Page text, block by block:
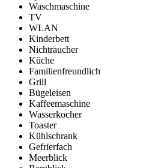
Waschmaschine
TV
WLAN
Kinderbett
Nichtraucher
Küche
Familienfreundlich
Grill
Bügeleisen
Kaffeemaschine
Wasserkocher
Toaster
Kühlschrank
Gefrierfach
Meerblick